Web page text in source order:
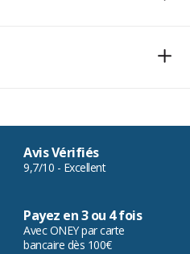
Avis Vérifiés
9,7/10 - Excellent
Payez en 3 ou 4 fois
Avec ONEY par carte
bancaire dès 100€